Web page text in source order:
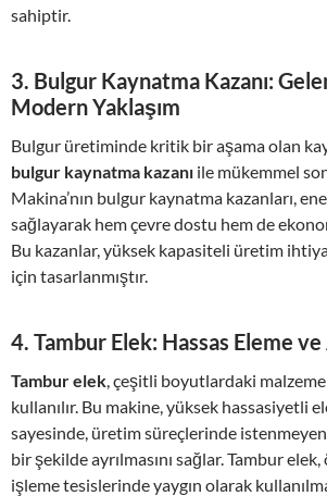
sahiptir.
3. Bulgur Kaynatma Kazanı:
Modern Yaklaşım
Bulgur üretiminde kritik bir aşama olan
bulgur kaynatma kazanı ile mükemmel
Makina’nın bulgur kaynatma kazanları,
sağlayarak hem çevre dostu hem de
Bu kazanlar, yüksek kapasiteli üretim
için tasarlanmıştır.
4. Tambur Elek: Hassas Eleme ve
Tambur elek, çeşitli boyutlardaki
kullanılır. Bu makine, yüksek hassasiyetli
sayesinde, üretim süreçlerinde
bir şekilde ayrılmasını sağlar. Tambur
işleme tesislerinde yaygın olarak